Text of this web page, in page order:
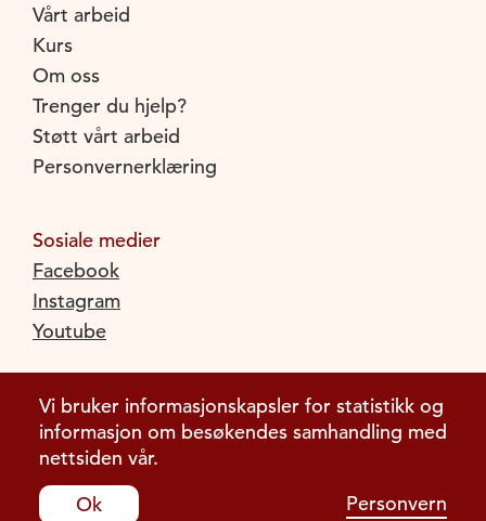
Vi bruker informasjonskapsler for statistikk og
informasjon om besøkendes samhandling med
nettsiden vår.
Ok
Personvern
Vårt arbeid
Kurs
Om oss
Trenger du hjelp?
Støtt vårt arbeid
Personvernerklæring
Sosiale medier
Facebook
Instagram
Youtube